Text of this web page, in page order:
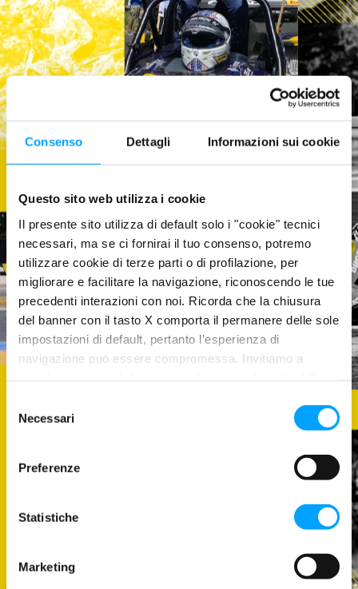
Consenso Dettagli Informazioni sui cookie
Questo sito web utilizza i cookie
Il presente sito utilizza di default solo i "cookie" tecnici
necessari, ma se ci fornirai il tuo consenso, potremo
utilizzare cookie di terze parti o di profilazione, per
migliorare e facilitare la navigazione, riconoscendo le tue
precedenti interazioni con noi. Ricorda che la chiusura
del banner con il tasto X comporta il permanere delle sole
impostazioni di default, pertanto l’esperienza di
navigazione può essere compromessa. Invitiamo a
Privacy Policy.
Necessari
Preferenze
Statistiche
Marketing
PARTNERSHIP
LA RICERCA DELLA
PERFEZIONE PASSA
PER UNA CONTINUA
SFIDA DEI PROPRI